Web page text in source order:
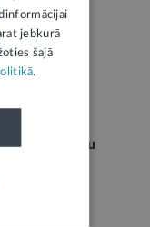
un Ministru
un preses
jebkurā
šajā
.